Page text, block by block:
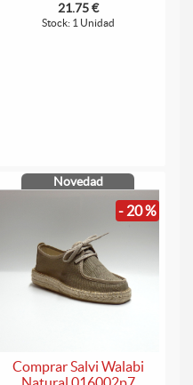
21.75 €
Stock: 1 Unidad
Novedad
- 20 %
Comprar Salvi Walabi